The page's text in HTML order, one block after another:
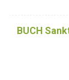
BUCH